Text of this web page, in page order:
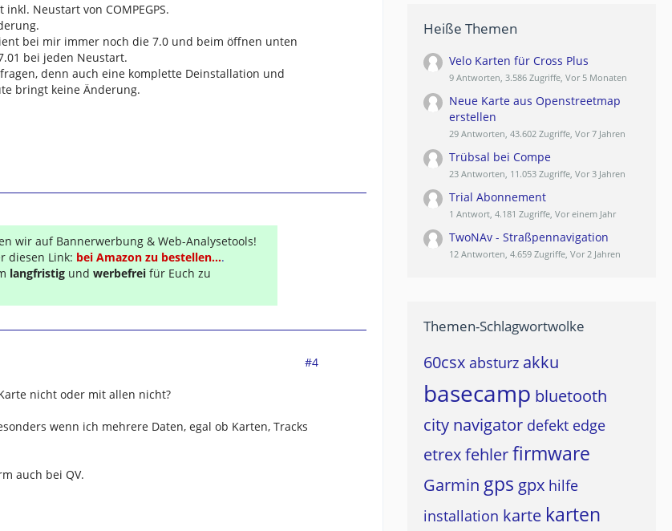
Neustart von COMPEGPS.
bei mir immer noch die 7.0 und beim öffnen unten
bei jeden Neustart.
denn auch eine komplette Deinstallation und
bringt keine Änderung.
wir auf Bannerwerbung & Web-Analysetools!
diesen Link: bei Amazon zu bestellen....
langfristig und werbefrei für Euch zu
#4
nicht oder mit allen nicht?
wenn ich mehrere Daten, egal ob Karten, Tracks
auch bei QV.
Heiße Themen
Velo Karten für Cross Plus
9 Antworten, 3.586 Zugriffe, Vor 5 Monaten
Neue Karte aus Openstreetmap
erstellen
29 Antworten, 43.602 Zugriffe, Vor 7 Jahren
Trübsal bei Compe
23 Antworten, 11.053 Zugriffe, Vor 3 Jahren
Trial Abonnement
1 Antwort, 4.181 Zugriffe, Vor einem Jahr
TwoNAv - Straßpennavigation
12 Antworten, 4.659 Zugriffe, Vor 2 Jahren
Themen-Schlagwortwolke
60csx absturz akku
basecamp bluetooth
city navigator defekt edge
etrexfehlerfirmware
Garmin gps gpx hilfe
installation karte karten